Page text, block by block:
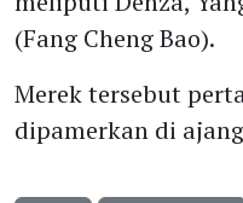
(Fang Cheng Bao).
Merek tersebut
dipamerkan di